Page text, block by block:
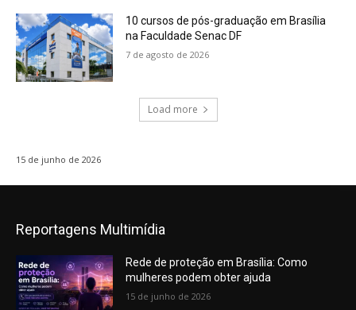
10 cursos de pós-graduação em Brasília
na Faculdade Senac DF
7 de agosto de 2026
Load more
15 de junho de 2026
Reportagens Multimídia
Rede de proteção em Brasília: Como
mulheres podem obter ajuda
15 de junho de 2026